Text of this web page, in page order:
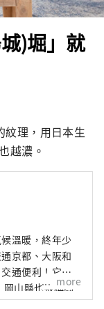
)堀」就
紋理，用日本生
越濃。
溫暖​​，終年少
京都、大阪和
通便利！它也
氣候下，陽光
more